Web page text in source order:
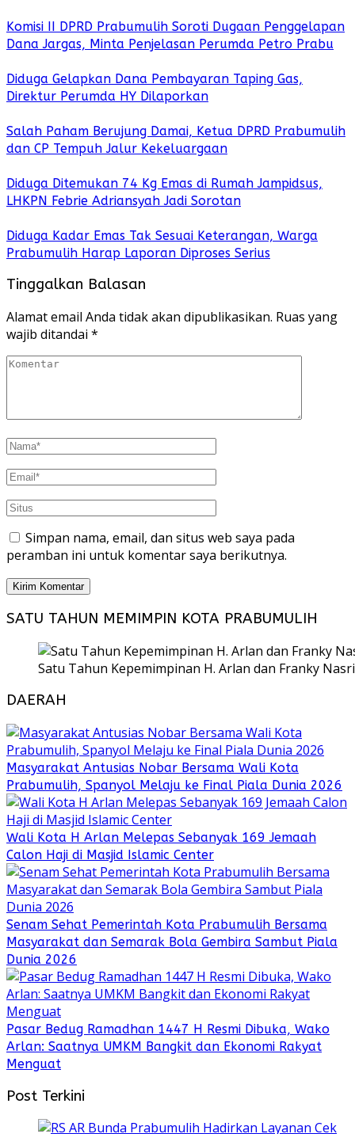
Komisi II DPRD Prabumulih Soroti Dugaan Penggelapan
Dana Jargas, Minta Penjelasan Perumda Petro Prabu
Diduga Gelapkan Dana Pembayaran Taping Gas,
Direktur Perumda HY Dilaporkan
Salah Paham Berujung Damai, Ketua DPRD Prabumulih
dan CP Tempuh Jalur Kekeluargaan
Diduga Ditemukan 74 Kg Emas di Rumah Jampidsus,
LHKPN Febrie Adriansyah Jadi Sorotan
Diduga Kadar Emas Tak Sesuai Keterangan, Warga
Prabumulih Harap Laporan Diproses Serius
Tinggalkan Balasan
Alamat email Anda tidak akan dipublikasikan. Ruas yang
wajib ditandai *
Simpan nama, email, dan situs web saya pada
peramban ini untuk komentar saya berikutnya.
SATU TAHUN MEMIMPIN KOTA PRABUMULIH
Satu Tahun Kepemimpinan H. Arlan dan Franky
DAERAH
Masyarakat Antusias Nobar Bersama Wali Kota
Prabumulih, Spanyol Melaju ke Final Piala Dunia 2026
Wali Kota H Arlan Melepas Sebanyak 169 Jemaah
Calon Haji di Masjid Islamic Center
Senam Sehat Pemerintah Kota Prabumulih Bersama
Masyarakat dan Semarak Bola Gembira Sambut Piala
Dunia 2026
Pasar Bedug Ramadhan 1447 H Resmi Dibuka, Wako
Arlan: Saatnya UMKM Bangkit dan Ekonomi Rakyat
Menguat
Post Terkini